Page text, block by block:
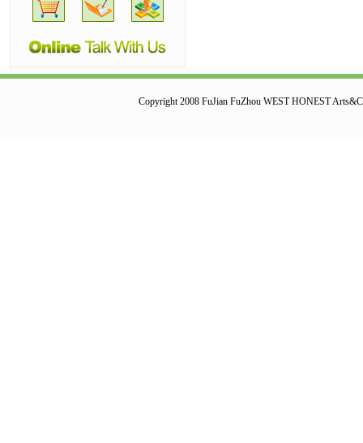
Copyright 2008 FuJian FuZhou WEST HONEST